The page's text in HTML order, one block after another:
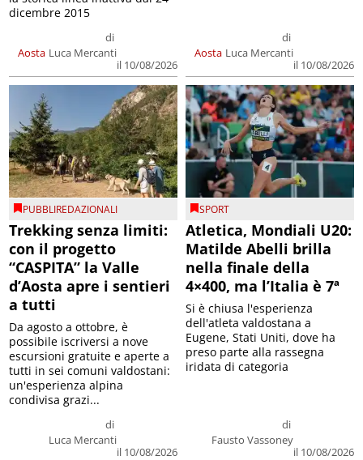
Aosta
di
Luca Mercanti
il 10/08/2026
dicembre 2015
Aosta
di
Luca Mercanti
il 10/08/2026
PUBBLIREDAZIONALI
Trekking senza limiti:
con il progetto
“CASPITA” la Valle
d’Aosta apre i sentieri
a tutti
di
Luca Mercanti
il 10/08/2026
Da agosto a ottobre, è
possibile iscriversi a nove
escursioni gratuite e aperte a
tutti in sei comuni valdostani:
un'esperienza alpina
condivisa grazi...
SPORT
Atletica, Mondiali U20:
Matilde Abelli brilla
nella finale della
4×400, ma l’Italia è 7ª
di
Fausto Vassoney
il 10/08/2026
Si è chiusa l'esperienza
dell'atleta valdostana a
Eugene, Stati Uniti, dove ha
preso parte alla rassegna
iridata di categoria